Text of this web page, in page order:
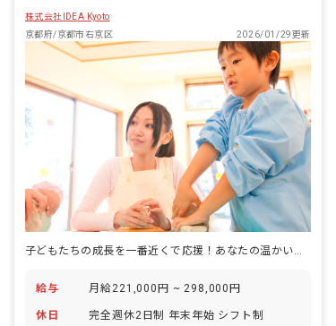
株式会社IDEA Kyoto
京都府/京都市右京区
2026/01/29更新
子どもたちの成長を一番近くで応援！あなたの温かい心が未来を育みます。
給与 月給221,000円 ~ 298,000円
休日 完全週休2日制 年末年始 シフト制